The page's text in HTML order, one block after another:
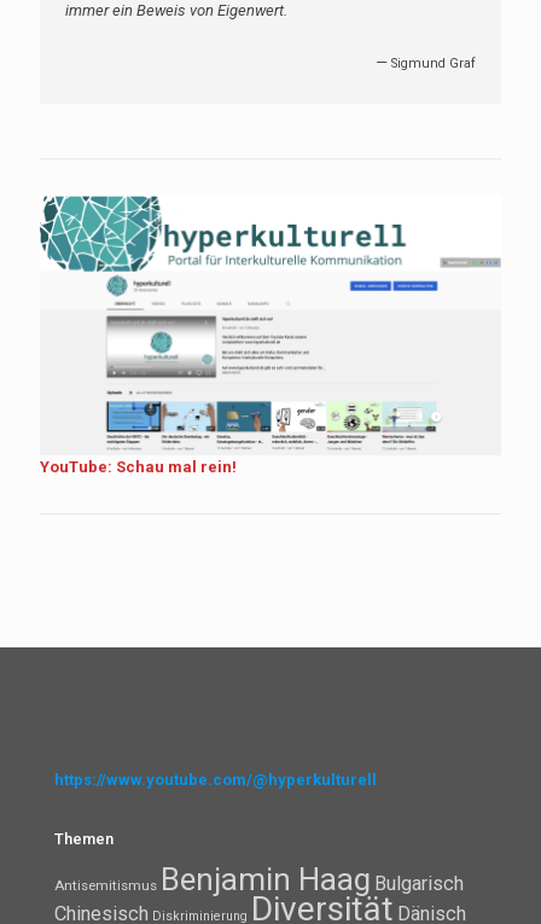
immer ein Beweis von Eigenwert.
—Sigmund Graf
YouTube: Schau mal rein!
https://www.youtube.com/@hyperkulturell
Themen
Antisemitismus Benjamin Haag Bulgarisch
Chinesisch Diskriminierung Diversität Dänisch